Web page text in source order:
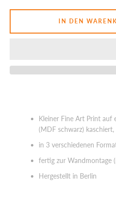
Kleiner Fine Art Print auf
(MDF schwarz) kaschiert,
in 3 verschiedenen
fertig zur Wandmontage
Hergestellt in Berlin
IN DEN